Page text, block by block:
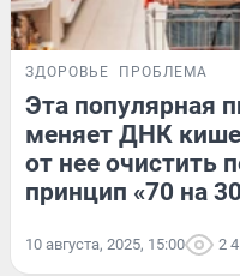
ЗДОРОВЬЕ ПРОБЛЕМА
Эта популярная
меняет ДНК
от нее очистить
принцип «70 на
10 августа, 2025, 15:00 2